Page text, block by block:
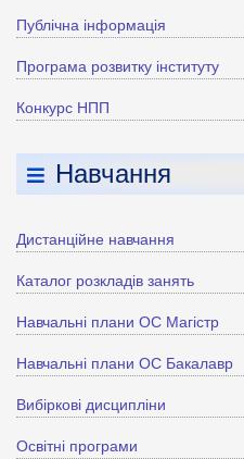
Публічна інформація
Програма розвитку інституту
Конкурс НПП
Навчання
Дистанційне навчання
Каталог розкладів занять
Навчальні плани ОС Магістр
Навчальні плани ОС Бакалавр
Вибіркові дисципліни
Освітні програми